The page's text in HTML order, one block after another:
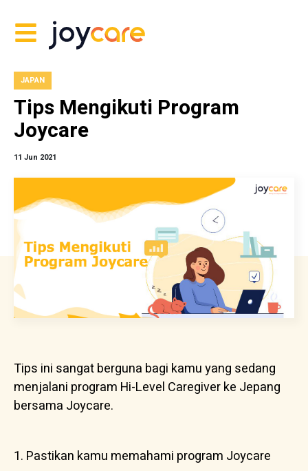
JAPAN
Tips Mengikuti Program
Joycare
11 Jun 2021
Tips ini sangat berguna bagi kamu yang sedang
menjalani program Hi-Level Caregiver ke Jepang
bersama Joycare.
1. Pastikan kamu memahami program Joycare